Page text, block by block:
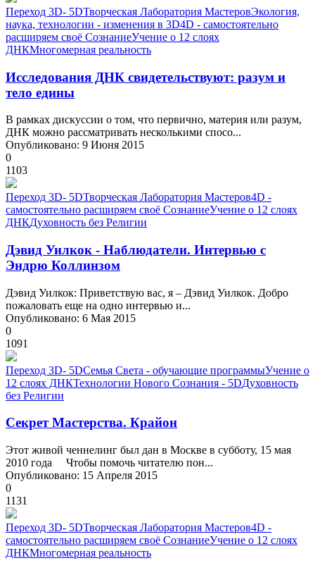
Переход 3D- 5DТворческая Лаборатория МастеровЭкология,
наука, технологии - изменения в 3D4D - самостоятельно
расширяем своё СознаниеУчение о 12 слоях
ДНКМногомерная реальность
Исследования ДНК свидетельствуют: разум и
тело едины
В рамках дискуссии о том, что первично, материя или разум,
ДНК можно рассматривать несколькими спосо...
Опубликовано: 9 Июня 2015
0
1103
Переход 3D- 5DТворческая Лаборатория Мастеров4D -
самостоятельно расширяем своё СознаниеУчение о 12 слоях
ДНКДуховность без Религии
Дэвид Уилкок - Наблюдатели. Интервью с
Эндрю Коллинзом
Дэвид Уилкок: Приветствую вас, я – Дэвид Уилкок. Добро
пожаловать еще на одно интервью и...
Опубликовано: 6 Мая 2015
0
1091
Переход 3D- 5DСемья Света - обучающие программыУчение о
12 слоях ДНКТехнологии Нового Сознания - 5DДуховность
без Религии
Секрет Мастерства. Крайон
Этот живой ченнелинг был дан в Москве в субботу, 15 мая
2010 года Чтобы помочь читателю пон...
Опубликовано: 15 Апреля 2015
0
1131
Переход 3D- 5DТворческая Лаборатория Мастеров4D -
самостоятельно расширяем своё СознаниеУчение о 12 слоях
ДНКМногомерная реальность